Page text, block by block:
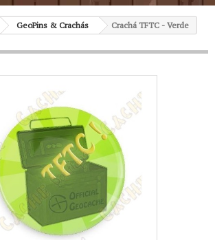
GeoPins & Crachás Crachá TFTC - Verde